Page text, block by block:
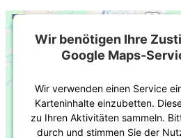
Wir benötigen Ihre
Google Maps-
Wir verwenden einen Service
Karteninhalte einzubetten.
zu Ihren Aktivitäten sammeln.
durch und stimmen Sie der